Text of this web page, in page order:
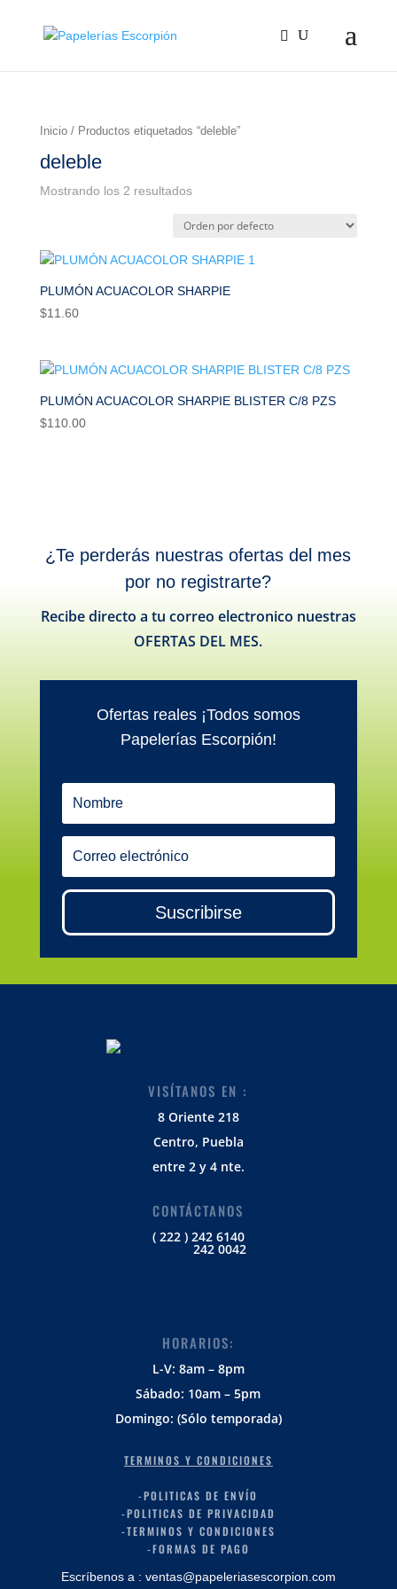
Inicio/ Productos etiquetados “deleble”
deleble
Mostrando los 2 resultados
PLUMÓN ACUACOLOR SHARPIE
$11.60
PLUMÓN ACUACOLOR SHARPIE BLISTER C/8 PZS
$110.00
¿Te perderás nuestras ofertas del mes
por no registrarte?
Recibe directo a tu correo electronico nuestras
OFERTAS DEL MES.
Ofertas reales ¡Todos somos
Papelerías Escorpión!
Suscribirse
VISÍTANOS EN :
8 Oriente 218
Centro, Puebla
entre 2 y 4 nte.
CONTÁCTANOS
( 222 ) 242 6140
242 0042
HORARIOS:
L-V: 8am – 8pm
Sábado: 10am – 5pm
Domingo: (Sólo temporada)
TERMINOS Y CONDICIONES
-POLITICAS DE ENVÍO
-POLITICAS DE PRIVACIDAD
-TERMINOS Y CONDICIONES
-FORMAS DE PAGO
Escríbenos a : ventas@papeleriasescorpion.com